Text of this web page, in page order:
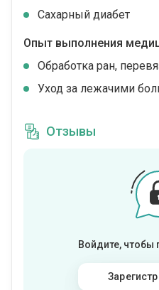
Сахарный диабет
Опыт выполнения
Обработка ран,
Уход за лежачими
Отзывы
Войдите, чтобы